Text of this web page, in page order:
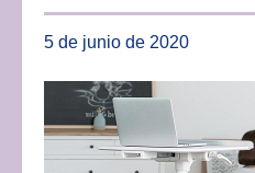
5 de junio de 2020